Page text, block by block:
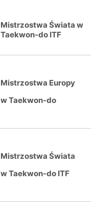
Mistrzostwa Świata w
Taekwon-do ITF
Mistrzostwa Europy
w Taekwon-do
Mistrzostwa Świata
w Taekwon-do ITF